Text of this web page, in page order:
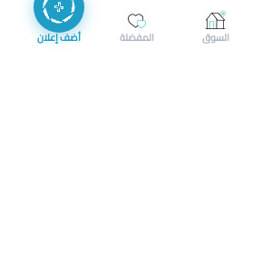
إرسال رسالة
أضف إعلان المفضلة السوق